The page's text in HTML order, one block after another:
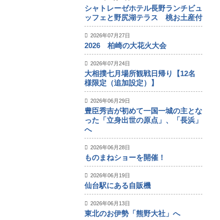
シャトレーゼホテル長野ランチビュ
ッフェと野尻湖テラス 桃お土産付
2026年07月27日
2026 柏崎の大花火大会
2026年07月24日
大相撲七月場所観戦日帰り【12名
様限定（追加設定）】
2026年06月29日
豊臣秀吉が初めて一国一城の主とな
った「立身出世の原点」、「長浜」
へ
2026年06月28日
ものまねショーを開催！
2026年06月19日
仙台駅にある自販機
2026年06月13日
東北のお伊勢「熊野大社」へ